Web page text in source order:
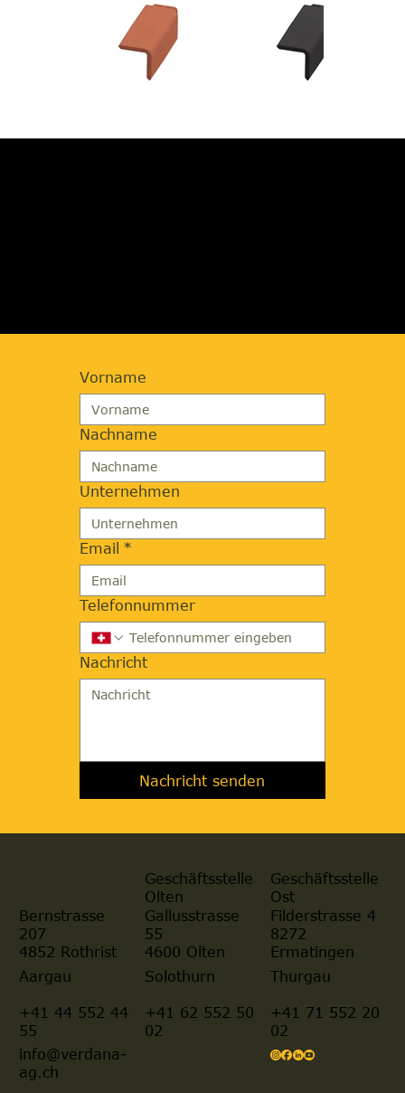
Vorname
Nachname
Unternehmen
Email *
Telefonnummer
Nachricht
Nachricht senden
Bernstrasse
207
4852 Rothrist
Geschäftsstelle
Olten
Gallusstrasse
55
4600 Olten
Geschäftsstelle
Ost
Filderstrasse 4
8272
Ermatingen
Aargau
+41 44 552 44
55
Solothurn
+41 62 552 50
02
Thurgau
+41 71 552 20
02
info@verdana-
ag.ch